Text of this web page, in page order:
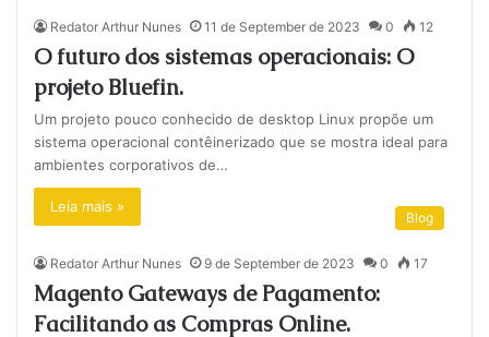
Redator Arthur Nunes 11 de September de 2023 0 12
O futuro dos sistemas operacionais: O
projeto Bluefin.
Um projeto pouco conhecido de desktop Linux propõe um
sistema operacional contêinerizado que se mostra ideal para
ambientes corporativos de…
Leia mais »
Blog
Redator Arthur Nunes 9 de September de 2023 0 17
Magento Gateways de Pagamento:
Facilitando as Compras Online.